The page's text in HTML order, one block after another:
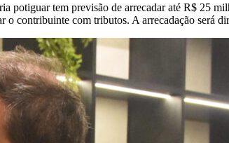
potiguar tem previsão de arrecadar até R$ 25
o contribuinte com tributos. A arrecadação será